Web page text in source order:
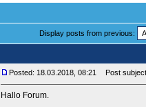
Display posts from previous:
Posted: 18.03.2018, 08:21 Post
Hallo Forum.